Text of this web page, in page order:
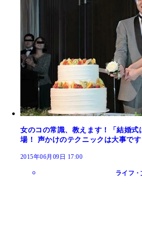
女のコの常識、教えます！「結婚式
場！ 声かけのテクニックは大事です
2015年06月09日 17:00
ライフ